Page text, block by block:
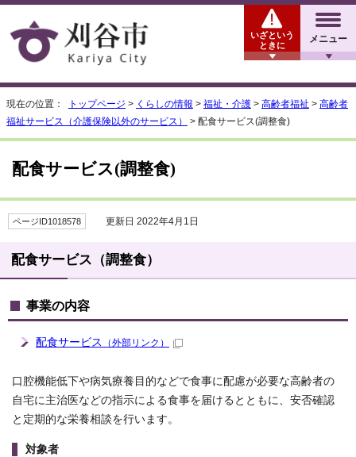
メニュー
いざという
ときに
現在の位置： トップページ > くらしの情報 > 福祉・介護 > 高齢者福祉 > 高齢者
福祉サービス（介護保険以外のサービス）
> 配食サービス(調整食)
配食サービス(調整食)
ページID1018578 更新日 2022年4月1日
配食サービス（調整食）
事業の内容
配食サービス （外部リンク）
口腔機能低下や病気療養目的などで食事に配慮が必要な高齢者の
自宅に主治医などの指示による食事を届けるとともに、安否確認
と定期的な栄養相談を行います。
対象者